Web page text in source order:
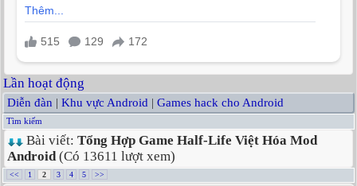
Lần hoạt động
Diễn đàn | Khu vực Android | Games hack cho Android
Tìm kiếm
Bài viết: Tổng Hợp Game Half-Life Việt Hóa Mod
Android(Có 13611 lượt xem)
<< 1 2 3 4 5 >>